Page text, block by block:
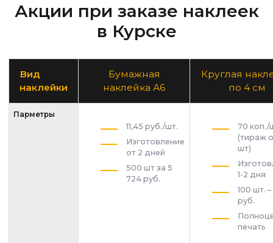
Акции при заказе наклеек
в Курске
Вид
наклейки
Бумажная
наклейка А6
Круглая
по 4 см
Парметры
11,45 руб./шт.
Изготовление
от 2 дней
500 шт за 5
724 руб.
70 коп./
(тираж
шт)
1-2 дня
100 шт.
руб.
печать